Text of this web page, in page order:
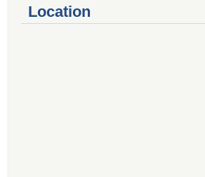
Location